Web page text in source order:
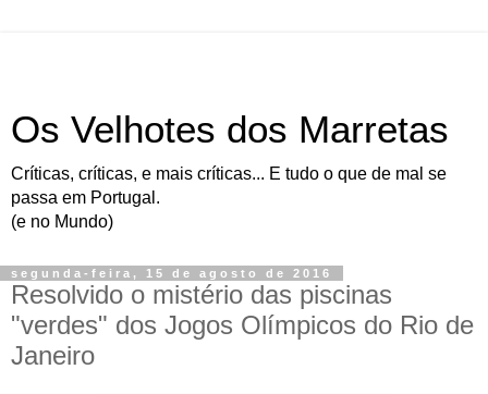
Os Velhotes dos Marretas
Críticas, críticas, e mais críticas... E tudo o que de mal se
passa em Portugal.
(e no Mundo)
segunda-feira, 15 de agosto de 2016
Resolvido o mistério das piscinas
"verdes" dos Jogos Olímpicos do Rio de
Janeiro